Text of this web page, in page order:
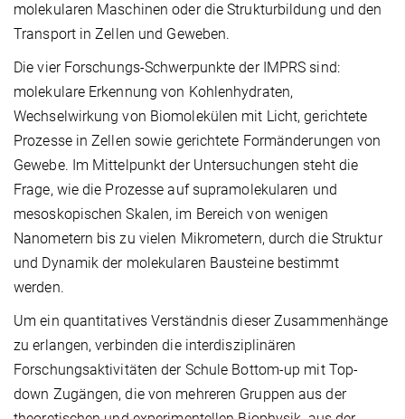
molekularen Maschinen oder die Strukturbildung und den
Transport in Zellen und Geweben.
Die vier Forschungs-Schwerpunkte der IMPRS sind:
molekulare Erkennung von Kohlenhydraten,
Wechselwirkung von Biomolekülen mit Licht, gerichtete
Prozesse in Zellen sowie gerichtete Formänderungen von
Gewebe. Im Mittelpunkt der Untersuchungen steht die
Frage, wie die Prozesse auf supramolekularen und
mesoskopischen Skalen, im Bereich von wenigen
Nanometern bis zu vielen Mikrometern, durch die Struktur
und Dynamik der molekularen Bausteine bestimmt
werden.
Um ein quantitatives Verständnis dieser Zusammenhänge
zu erlangen, verbinden die interdisziplinären
Forschungsaktivitäten der Schule Bottom-up mit Top-
down Zugängen, die von mehreren Gruppen aus der